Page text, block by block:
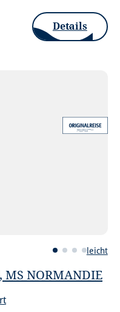
Details
NORMANDIE
leicht